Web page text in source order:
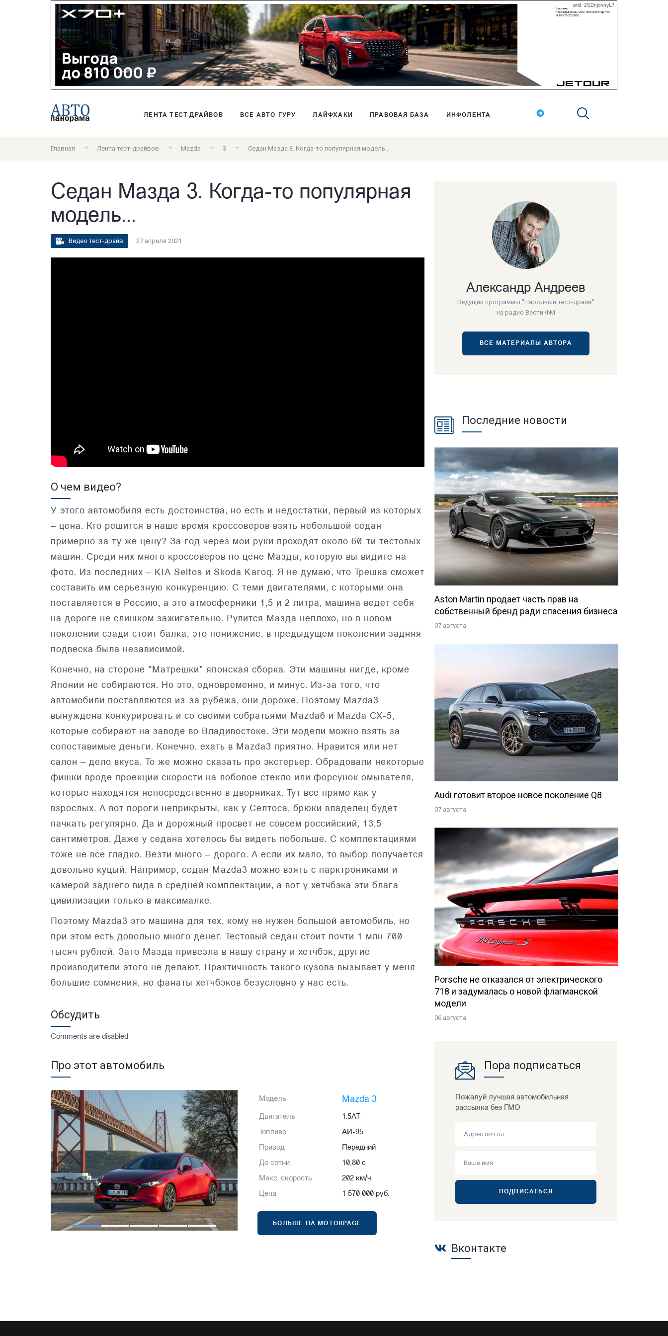
erid: 2SDnjdvnyL7
ЛЕНТА ТЕСТ-ДРАЙВОВ ВСЕ АВТО-ГУРУ ЛАЙФХАКИ ПРАВОВАЯ БАЗА ИНФОЛЕНТА
Главная Лента тест-драйвов Mazda 3 Седан Мазда 3. Когда-то популярная модель...
Седан Мазда 3. Когда-то популярная
модель...
Видео тест-драйв 27 апреля 2021
О чем видео?
У этого автомобиля есть достоинства, но есть и недостатки, первый из которых
– цена. Кто решится в наше время кроссоверов взять небольшой седан
примерно за ту же цену? За год через мои руки проходят около 60-ти тестовых
машин. Среди них много кроссоверов по цене Мазды, которую вы видите на
фото. Из последних – KIA Seltos и Skoda Karoq. Я не думаю, что Трешка сможет
составить им серьезную конкуренцию. С теми двигателями, с которыми она
поставляется в Россию, а это атмосферники 1,5 и 2 литра, машина ведет себя
на дороге не слишком зажигательно. Рулится Мазда неплохо, но в новом
поколении сзади стоит балка, это понижение, в предыдущем поколении задняя
подвеска была независимой.
Конечно, на стороне "Матрешки" японская сборка. Эти машины нигде, кроме
Японии не собираются. Но это, одновременно, и минус. Из-за того, что
автомобили поставляются из-за рубежа, они дороже. Поэтому Mazda3
вынуждена конкурировать и со своими собратьями Mazda6 и Mazda CX-5,
которые собирают на заводе во Владивостоке. Эти модели можно взять за
сопоставимые деньги. Конечно, ехать в Mazda3 приятно. Нравится или нет
салон – дело вкуса. То же можно сказать про экстерьер. Обрадовали некоторые
фишки вроде проекции скорости на лобовое стекло или форсунок омывателя,
которые находятся непосредственно в дворниках. Тут все прямо как у
взрослых. А вот пороги неприкрыты, как у Селтоса, брюки владелец будет
пачкать регулярно. Да и дорожный просвет не совсем российский, 13,5
сантиметров. Даже у седана хотелось бы видеть побольше. С комплектациями
тоже не все гладко. Везти много – дорого. А если их мало, то выбор получается
довольно куцый. Например, седан Mazda3 можно взять с парктрониками и
камерой заднего вида в средней комплектации, а вот у хетчбэка эти блага
цивилизации только в максималке.
Поэтому Mazda3 это машина для тех, кому не нужен большой автомобиль, но
при этом есть довольно много денег. Тестовый седан стоит почти 1 млн 700
тысяч рублей. Зато Мазда привезла в нашу страну и хетчбэк, другие
производители этого не делают. Практичность такого кузова вызывает у меня
большие сомнения, но фанаты хетчбэков безусловно у нас есть.
Обсудить
Comments are disabled
Про этот автомобиль
Модель Mazda 3
Двигатель 1.5AT
Топливо АИ-95
Привод Передний
До сотни 10,80 с
Макс. скорость 202 км/ч
Цена 1 570 000 руб.
БОЛЬШЕ НА MOTORPAGE
Александр Андреев
Ведущий программы "Народный тест-драйв"
на радио Вести ФМ
ВСЕ МАТЕРИАЛЫ АВТОРА
Последние новости
Aston Martin продает часть прав на
собственный бренд ради спасения бизнеса
07 августа
Audi готовит второе новое поколение Q8
07 августа
Porsche не отказался от электрического
718 и задумалась о новой флагманской
модели
06 августа
Пора подписаться
Пожалуй лучшая автомобильная
рассылка без ГМО
ПОДПИСАТЬСЯ
Вконтакте